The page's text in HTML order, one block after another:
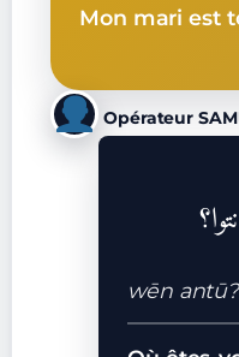
Mon mari est
Opérateur
wēn antū?